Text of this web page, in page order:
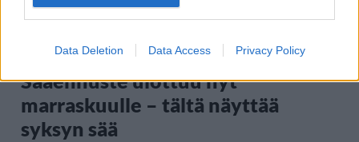
Data Deletion Data Access Privacy Policy
Sääennuste ulottuu nyt
marraskuulle – tältä näyttää
syksyn sää